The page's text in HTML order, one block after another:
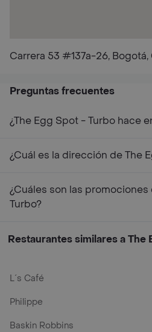
Carrera 53 #137a-26,
Preguntas frecuentes
¿The Egg Spot - Turbo hace
¿Cuál es la dirección de The
¿Cuáles son las
Turbo?
Restaurantes similares a The
L´s Café
Philippe
Baskin Robbins